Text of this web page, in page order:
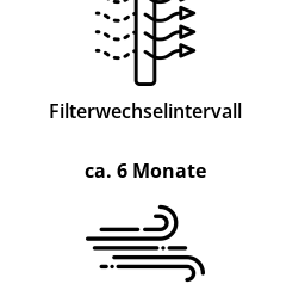
Filterwechselintervall
ca. 6 Monate